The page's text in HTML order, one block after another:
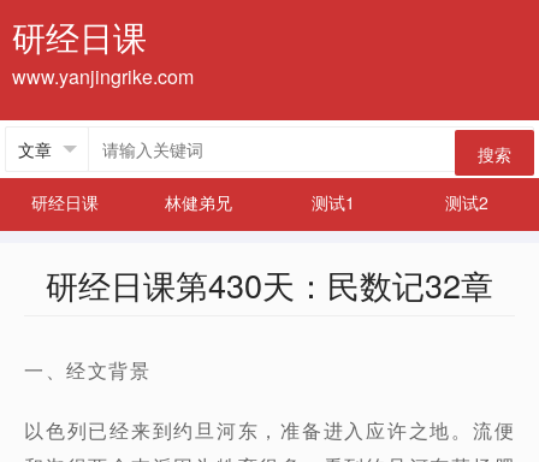
研经日课
www.yanjingrike.com
搜索
研经日课
林健弟兄 测试1 测试2
研经日课第430天：民数记32章
一、经文背景
以色列已经来到约旦河东，准备进入应许之地。流便